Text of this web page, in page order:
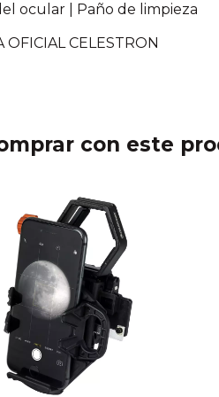
ocular | Paño de limpieza
OFICIAL CELESTRON
con este